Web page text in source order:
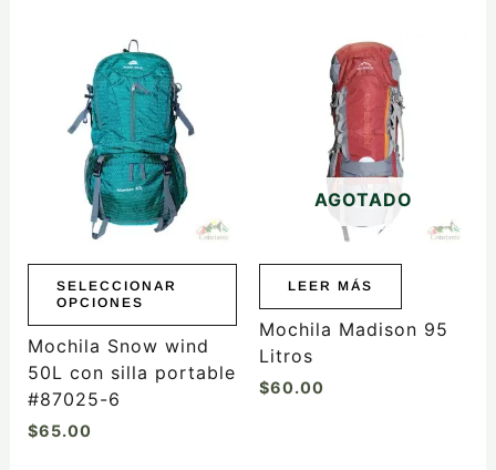
SELECCIONAR
OPCIONES
producto
múltiples
variantes.
opciones
pueden
elegir
la
página
de
producto
Mochila Snow wind
50L con silla portable
#87025-6
$65.00
AGOTADO
LEER MÁS
Mochila Madison 95
Litros
$60.00